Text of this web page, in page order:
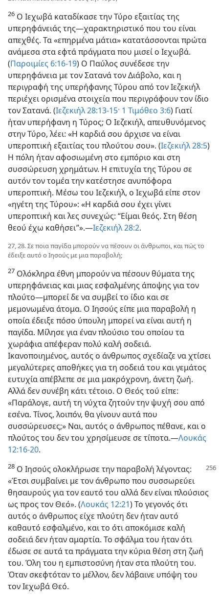
26 Ο Ιεχωβά καταδίκασε την Τύρο εξαιτίας της
υπερηφάνειάς της—χαρακτηριστικό που του είναι
απεχθές. Τα «επηρμένα μάτια» κατατάσσονται πρώτα
ανάμεσα στα εφτά πράγματα που μισεί ο Ιεχωβά.
(Παροιμίες 6:16-19) Ο Παύλος συνέδεσε την
υπερηφάνεια με τον Σατανά τον Διάβολο, και η
περιγραφή της υπερήφανης Τύρου από τον Ιεζεκιήλ
περιέχει ορισμένα στοιχεία που περιγράφουν τον ίδιο
τον Σατανά. (Ιεζεκιήλ 28:13-15· 1 Τιμόθεο 3:6) Γιατί
ήταν υπερήφανη η Τύρος; Ο Ιεζεκιήλ, απευθυνόμενος
στην Τύρο, λέει: «Η καρδιά σου άρχισε να είναι
υπεροπτική εξαιτίας του πλούτου σου». (Ιεζεκιήλ 28:5)
Η πόλη ήταν αφοσιωμένη στο εμπόριο και στη
συσσώρευση χρημάτων. Η επιτυχία της Τύρου σε
αυτόν τον τομέα την κατέστησε ανυπόφορα
υπεροπτική. Μέσω του Ιεζεκιήλ, ο Ιεχωβά είπε στον
«ηγέτη της Τύρου»: «Η καρδιά σου έχει γίνει
υπεροπτική και λες συνεχώς: “Είμαι θεός. Στη θέση
θεού έχω καθήσει”».—Ιεζεκιήλ 28:2.
27, 28. Σε ποια παγίδα μπορούν να πέσουν οι άνθρωποι, και πώς το
έδειξε αυτό ο Ιησούς με μια παραβολή;
27 Ολόκληρα έθνη μπορούν να πέσουν θύματα της
υπερηφάνειας και μιας εσφαλμένης άποψης για τον
πλούτο—μπορεί δε να συμβεί το ίδιο και σε
μεμονωμένα άτομα. Ο Ιησούς είπε μια παραβολή η
οποία έδειξε πόσο ύπουλη μπορεί να είναι αυτή η
παγίδα. Μίλησε για έναν πλούσιο του οποίου τα
χωράφια απέφεραν πολύ καλή σοδειά.
Ικανοποιημένος, αυτός ο άνθρωπος σχεδίαζε να χτίσει
μεγαλύτερες αποθήκες για τη σοδειά του και γεμάτος
ευτυχία απέβλεπε σε μια μακρόχρονη, άνετη ζωή.
Αλλά δεν συνέβη κάτι τέτοιο. Ο Θεός τού είπε:
«Παράλογε, αυτή τη νύχτα ζητούν την ψυχή σου από
εσένα. Τίνος, λοιπόν, θα γίνουν αυτά που
συσσώρευσες;» Ναι, αυτός ο άνθρωπος πέθανε, και ο
πλούτος του δεν του χρησίμευσε σε τίποτα.—Λουκάς
12:16-20.
28 Ο Ιησούς ολοκλήρωσε την παραβολή λέγοντας:
«Έτσι συμβαίνει με τον άνθρωπο που συσσωρεύει
θησαυρούς για τον εαυτό του αλλά δεν είναι πλούσιος
ως προς τον Θεό». (Λουκάς 12:21) Το γεγονός ότι
αυτός ο άνθρωπος είχε πλούτη δεν ήταν αυτό
καθαυτό εσφαλμένο, και το ότι αποκόμισε καλή
σοδειά δεν ήταν αμαρτία. Το σφάλμα του ήταν ότι
έδωσε σε αυτά τα πράγματα την κύρια θέση στη ζωή
του. Όλη του η εμπιστοσύνη ήταν στα πλούτη του.
Όταν σκεφτόταν το μέλλον, δεν λάβαινε υπόψη του
τον Ιεχωβά Θεό.